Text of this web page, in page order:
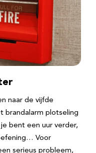
naar de vijfde
brandalarm plotseling
bent een uur verder,
Voor
serieus probleem,